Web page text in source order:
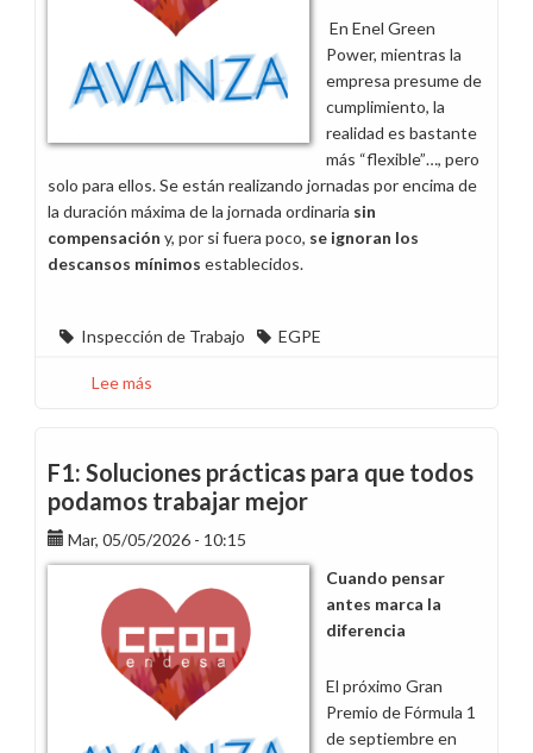
tú
tienes
la
llave
En Enel Green
Power, mientras la
empresa presume de
cumplimiento, la
realidad es bastante
más “flexible”…, pero
solo para ellos. Se están realizando jornadas por encima de
la duración máxima de la jornada ordinaria sin
compensación y, por si fuera poco, se ignoran los
descansos mínimos establecidos.
Inspección de Trabajo EGPE
Lee más
es
gratis
F1: Soluciones prácticas para que todos
podamos trabajar mejor
Mar, 05/05/2026 - 10:15
Cuando pensar
antes marca la
diferencia
El próximo Gran
Premio de Fórmula 1
de septiembre en